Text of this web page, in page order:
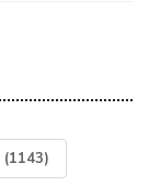
(1143)